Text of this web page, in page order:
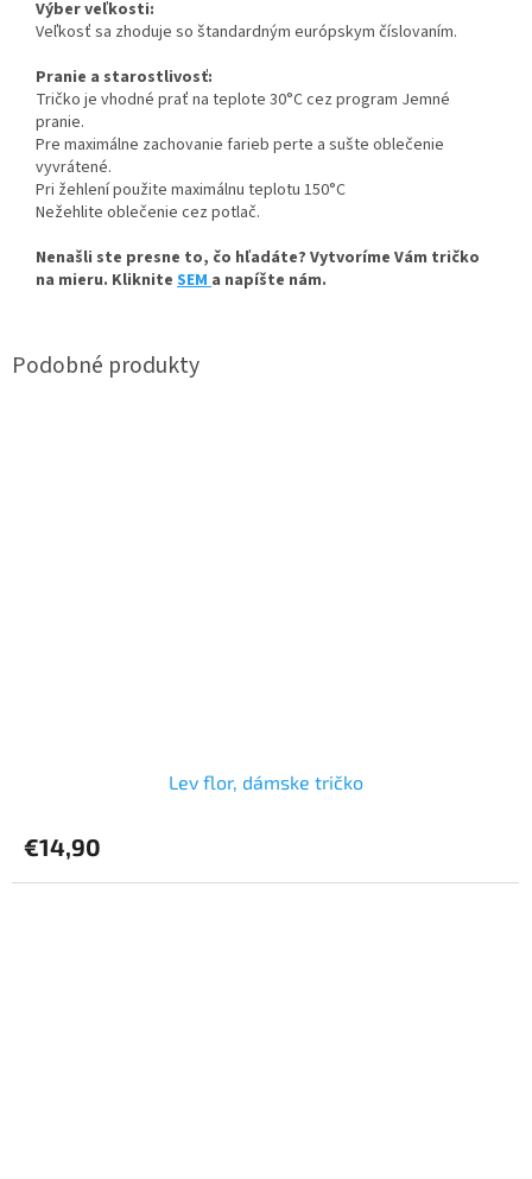
Výber veľkosti:
Veľkosť sa zhoduje so štandardným európskym číslovaním.
Pranie a starostlivosť:
Tričko je vhodné prať na teplote 30°C cez program Jemné
pranie.
Pre maximálne zachovanie farieb perte a sušte oblečenie
vyvrátené.
Pri žehlení použite maximálnu teplotu 150°C
Nežehlite oblečenie cez potlač.
Nenašli ste presne to, čo hľadáte? Vytvoríme Vám tričko
na mieru. Kliknite SEM a napíšte nám.
Lev flor, dámske tričko
€14,90